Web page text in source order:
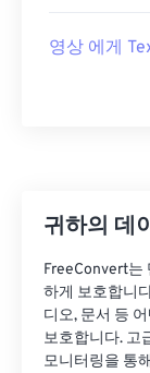
영상 에게
귀하의 데
FreeConvert는
하게 보호합니
디오, 문서 등
보호합니다. 고
모니터링을 통